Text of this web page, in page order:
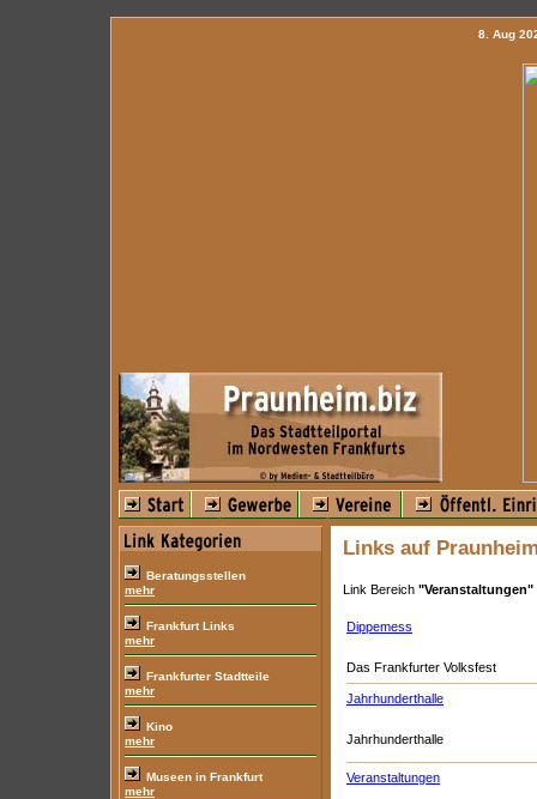
8. Aug
Beratungsstellen
mehr
Frankfurt Links
mehr
Frankfurter Stadtteile
mehr
Kino
mehr
Museen in Frankfurt
mehr
Links auf
Link Bereich "Veranstaltungen"
Dippemess
Das Frankfurter Volksfest
Jahrhunderthalle
Jahrhunderthalle
Veranstaltungen